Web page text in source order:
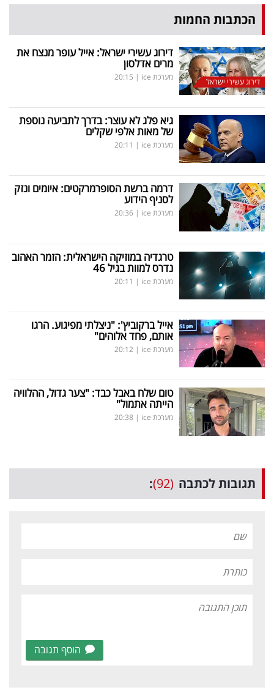
הכתבות החמות
דירוג עשירי ישראל
דירוג עשירי ישראל: אייל עופר מנצח את
מרים אדלסון
מערכת ice |
20:15
גיא פלג לא עוצר: בדרך לתביעה נוספת
של מאות אלפי שקלים
מערכת ice |
20:11
דרמה ברשת הסופרמרקטים: איומים ונזק
לסניף הידוע
מערכת ice |
20:36
טרגדיה במוזיקה הישראלית: הזמר האהוב
נדרס למוות בגיל 46
מערכת ice |
20:11
אייל ברקוביץ': "ניצלתי מפיגוע. הרגו
אותם, פחד אלוהים"
מערכת ice |
20:12
טום שלח באבל כבד: "צער גדול, ההלוויה
הייתה אתמול"
מערכת ice |
20:38
תגובות לכתבה (92)
:
הוסף תגובה